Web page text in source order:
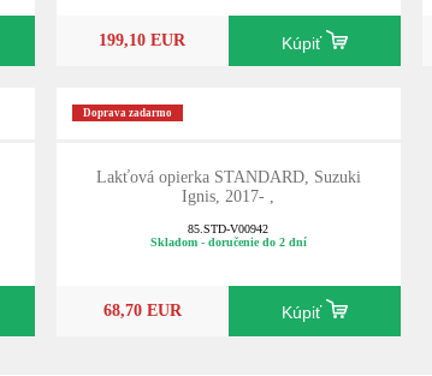
199,10 EUR Kúpiť
Doprava zadarmo
Lakťová opierka STANDARD, Suzuki
Ignis, 2017- ,
85.STD-V00942
Skladom - doručenie do 2 dní
68,70 EUR Kúpiť